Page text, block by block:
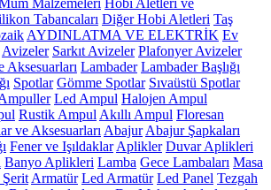
Malzemeleri Hobi Aletleri ve
Tabancaları Diğer Hobi Aletleri Taş
AYDINLATMA VE ELEKTRİK Ev
Avizeler Sarkıt Avizeler Plafonyer Avizeler
Aksesuarları Lambader Lambader Başlığı
Spotlar Gömme Spotlar Sıvaüstü Spotlar
Led Ampul Halojen Ampul
Rustik Ampul Akıllı Ampul Floresan
ve Aksesuarları Abajur Abajur Şapkaları
Fener ve Işıldaklar Aplikler Duvar Aplikleri
Banyo Aplikleri Lamba Gece Lambaları Masa
Armatür Led Armatür Led Panel Tezgah